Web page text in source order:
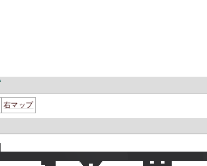
右マップ